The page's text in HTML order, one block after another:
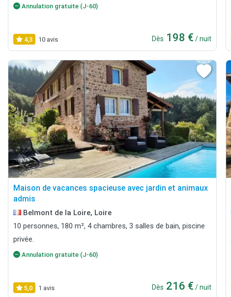
Annulation gratuite (J-60)
4,3 10 avis Dès 198 € / nuit
Maison de vacances spacieuse avec jardin et animaux
admis
Belmont de la Loire, Loire
10 personnes, 180 m², 4 chambres, 3 salles de bain, piscine
privée.
Annulation gratuite (J-60)
5,0 1 avis Dès 216 € / nuit